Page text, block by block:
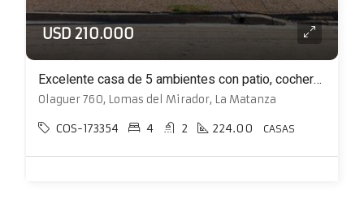
USD 210.000
Excelente casa de 5 ambientes con patio, cochera y quincho
Olaguer 760, Lomas del Mirador, La Matanza
COS-173354 4 2 224.00 CASAS